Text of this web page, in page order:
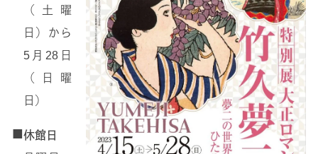
（土曜
日）から
5月28日
（日曜
日）
■休館日